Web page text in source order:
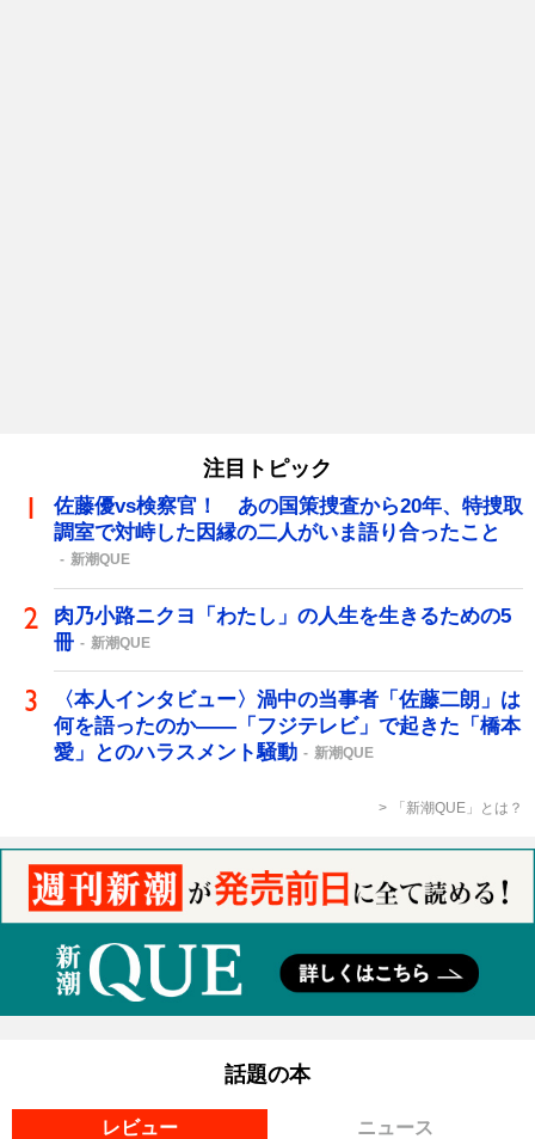
注目トピック
佐藤優vs検察官！ あの国策捜査から20年、特捜取
調室で対峙した因縁の二人がいま語り合ったこと
新潮QUE
肉乃小路ニクヨ「わたし」の人生を生きるための5
冊
新潮QUE
〈本人インタビュー〉渦中の当事者「佐藤二朗」は
何を語ったのか――「フジテレビ」で起きた「橋本
愛」とのハラスメント騒動
新潮QUE
「新潮QUE」とは？
話題の本
レビュー ニュース